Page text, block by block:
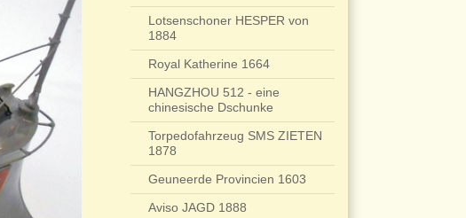
Lotsenschoner HESPER von
1884
Royal Katherine 1664
HANGZHOU 512 - eine
chinesische Dschunke
Torpedofahrzeug SMS ZIETEN
1878
Geuneerde Provincien 1603
Aviso JAGD 1888